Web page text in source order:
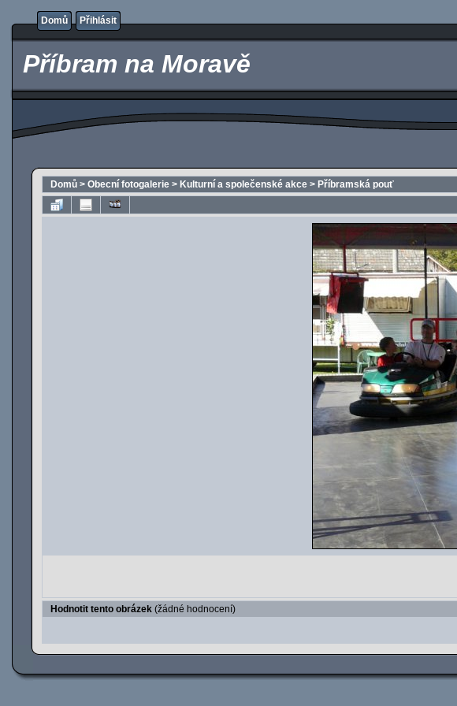
Domů Přihlásit
Příbram na Moravě
Domů > Obecní fotogalerie > Kulturní a společenské akce > Příbramská pouť
Hodnotit tento obrázek (žádné hodnocení)